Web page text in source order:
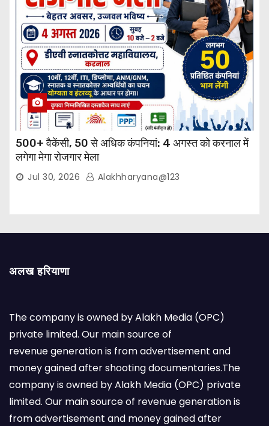
500+ वैकेंसी, 50 से अधिक कंपनियां: 4 अगस्त को करनाल में
लगेगा मेगा रोजगार मेला
Jul 30, 2026 Alakhharyana@123
अलख हरियाणा
The company is owned by Alakh Media (OPC)
private limited. Our main source of
revenue generation is from advertisement and
money gained after shooting documentaries.The
company is owned by Alakh Media (OPC) private
limited. Our main source of revenue generation is
from advertisement and money gained after